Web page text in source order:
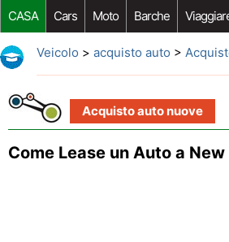
CASA Cars Moto Barche
Riparazione Auto Acquisto Auto Car
Veicolo > acquisto auto >
Acquisto auto nuove
Come Lease un Auto a